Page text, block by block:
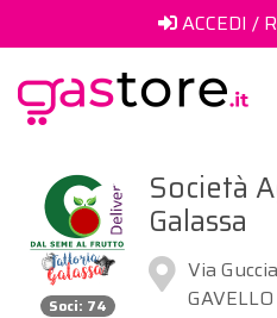
ACCEDI /
Soci: 74
Società
Galassa
Via Guccia